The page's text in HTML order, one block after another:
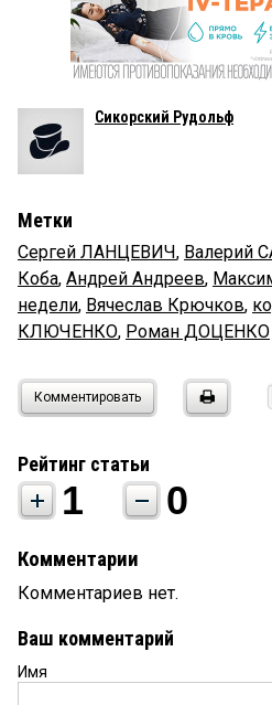
Сикорский Рудольф
Метки
Сергей ЛАНЦЕВИЧ, Валерий
Коба, Андрей Андреев,
недели, Вячеслав Крючков,
КЛЮЧЕНКО, Роман ДОЦЕНКО
Комментировать
Рейтинг статьи
1 0
Комментарии
Комментариев нет.
Ваш комментарий
Имя